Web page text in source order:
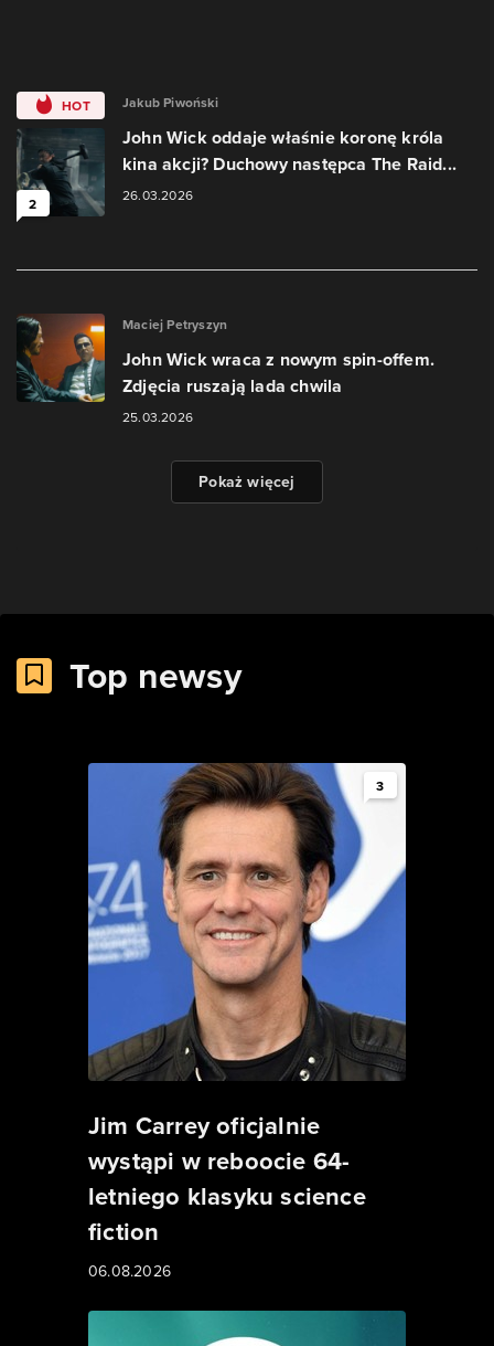
HOT
2
Jakub Piwoński
John Wick oddaje właśnie koronę króla
kina akcji? Duchowy następca The Raid...
26.03.2026
Maciej Petryszyn
John Wick wraca z nowym spin-offem.
Zdjęcia ruszają lada chwila
25.03.2026
Pokaż więcej
Top newsy
3
Jim Carrey oficjalnie
wystąpi w reboocie 64-
letniego klasyku science
fiction
06.08.2026